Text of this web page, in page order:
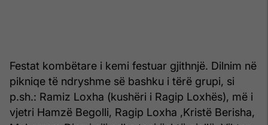
Festat kombëtare i kemi festuar gjithnjë. Dilnim në
pikniqe të ndryshme së bashku i tërë grupi, si
p.sh.: Ramiz Loxha (kushëri i Ragip Loxhës), më i
vjetri Hamzë Begolli, Ragip Loxha ,Kristë Berisha,